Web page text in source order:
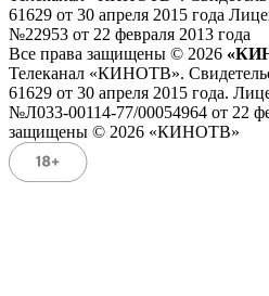
61629 от 30 апреля 2015 года
№22953 от 22 февраля 2013 года
Все права защищены © 2026
Телеканал «КИНОТВ».
61629 от 30 апреля 2015 года.
№Л033-00114-77/00054964 от 22
защищены © 2026 «КИНОТВ»